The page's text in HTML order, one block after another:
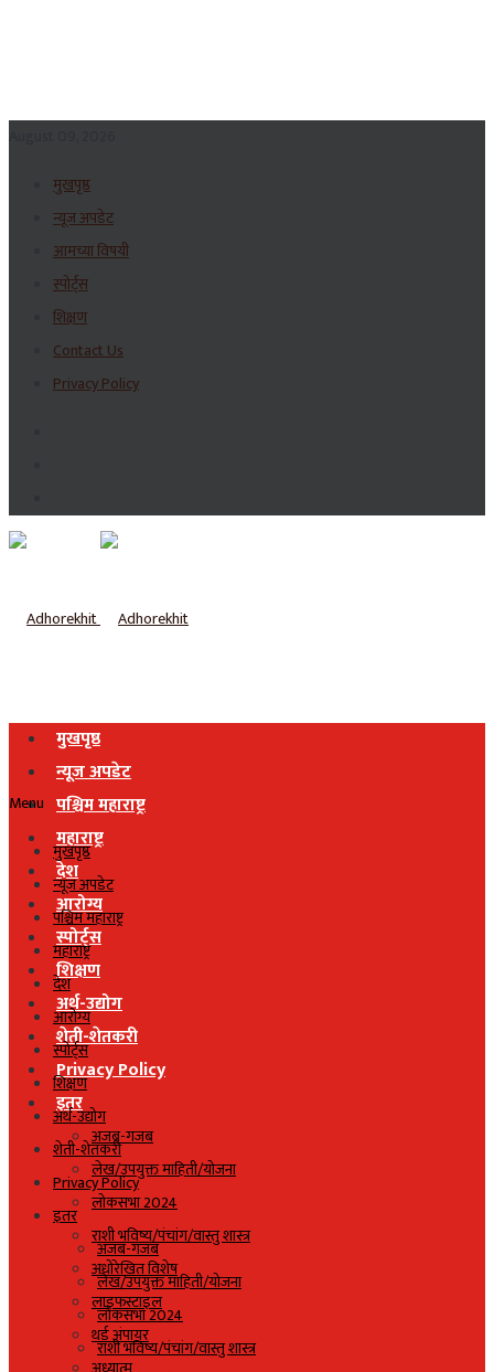
मुखपृष्ठ
न्यूज अपडेट
आमच्या विषयी
स्पोर्ट्स
शिक्षण
Contact Us
Privacy Policy
मुखपृष्ठ
न्यूज अपडेट
पश्चिम महाराष्ट्र
महाराष्ट्र
देश
आरोग्य
स्पोर्ट्स
शिक्षण
अर्थ-उद्योग
शेती-शेतकरी
Privacy Policy
इतर
अजब-गजब
लेख/उपयुक्त माहिती/योजना
लोकसभा 2024
राशी भविष्य/पंचांग/वास्तु शास्त्र
अधोरेखित विशेष
लाइफस्टाइल
थर्ड अंपायर
Menu
मुखपृष्ठ
न्यूज अपडेट
पश्चिम महाराष्ट्र
महाराष्ट्र
देश
आरोग्य
स्पोर्ट्स
शिक्षण
अर्थ-उद्योग
शेती-शेतकरी
Privacy Policy
इतर
अजब-गजब
लेख/उपयुक्त माहिती/योजना
लोकसभा 2024
राशी भविष्य/पंचांग/वास्तु शास्त्र